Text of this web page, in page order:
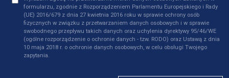
formularzu, zgodnie z Rozporządzeniem Parlamentu Europejskiego i Rady
(UE) 2016/679 z dnia 27 kwietnia 2016 roku w sprawie ochrony osób
fizycznych w związku z przetwarzaniem danych osobowych i w sprawie
swobodnego przepływu takich danych oraz uchylenia dyrektywy 95/46/WE
(ogólne rozporządzenie o ochronie danych - tzw. RODO) oraz Ustawą z dnia
10 maja 2018 r. o ochronie danych osobowych, w celu obsługi Twojego
zapytania.